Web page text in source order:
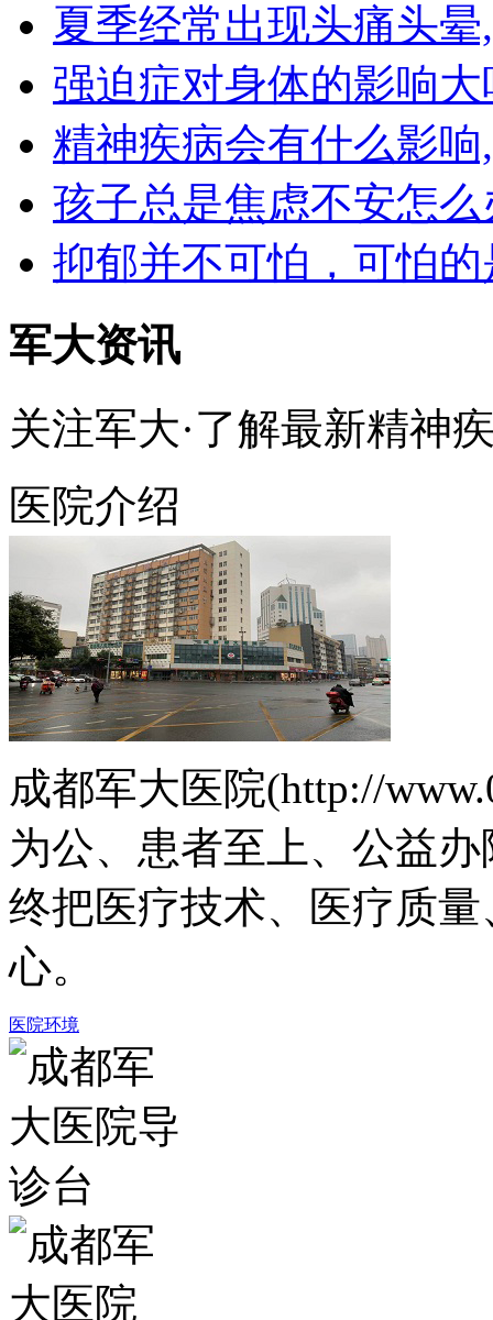
夏季经常出现头痛头
强迫症对身体的影响
精神疾病会有什么影
孩子总是焦虑不安怎
抑郁并不可怕，可怕
军大资讯
关注军大·了解最新精神
医院介绍
成都军大医院(http://
为公、患者至上、公益
终把医疗技术、医疗质
心。
医院环境